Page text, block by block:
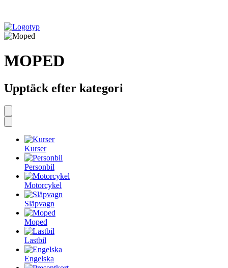
MOPED
Upptäck efter kategori
Kurser
Personbil
Motorcykel
Släpvagn
Moped
Lastbil
Engelska